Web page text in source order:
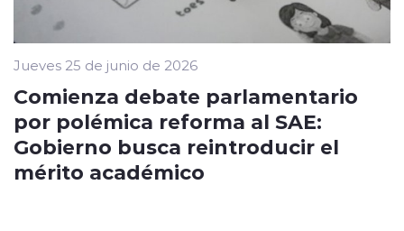
Jueves 25 de junio de 2026
Comienza debate parlamentario
por polémica reforma al SAE:
Gobierno busca reintroducir el
mérito académico